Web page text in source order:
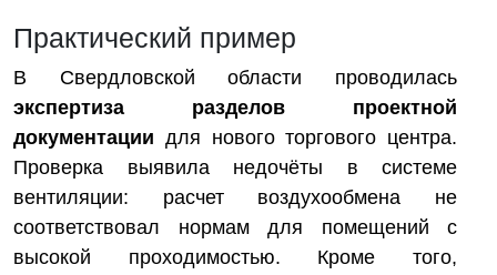
Практический пример
В Свердловской области проводилась
экспертиза разделов проектной
документации для нового торгового центра.
Проверка выявила недочёты в системе
вентиляции: расчет воздухообмена не
соответствовал нормам для помещений с
высокой проходимостью. Кроме того,